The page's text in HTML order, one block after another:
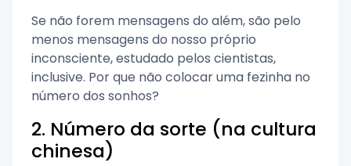
Se não forem mensagens do além, são pelo
menos mensagens do nosso próprio
inconsciente, estudado pelos cientistas,
inclusive. Por que não colocar uma fezinha no
número dos sonhos?
2. Número da sorte (na cultura
chinesa)